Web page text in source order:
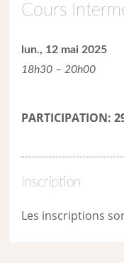
Cours
lun., 12 mai 2025
18h30 – 20h00
PARTICIPATION:
Inscription
Les inscriptions